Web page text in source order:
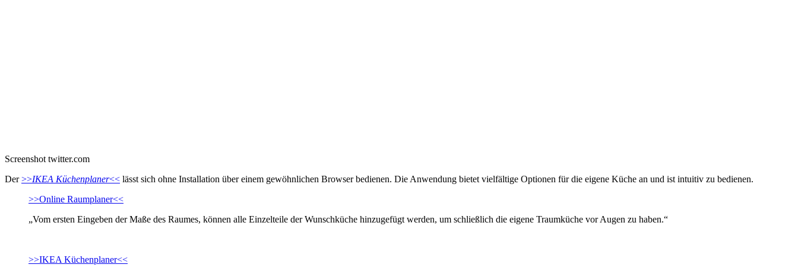
Screenshot twitter.com
Der>>IKEA Küchenplaner<< lässt sich ohne Installation über einem gewöhnlichen Browser bedienen. Die Anwendung bietet vielfältige Optionen für die eigene Küche an und ist intuitiv zu bedienen.
>>Online Raumplaner<<
„Vom ersten Eingeben der Maße des Raumes, können alle Einzelteile der Wunschküche hinzugefügt werden, um schließlich die eigene Traumküche vor Augen zu haben.“
>>IKEA Küchenplaner<<